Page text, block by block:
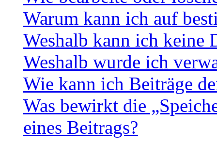
Warum kann ich auf
Weshalb kann ich keine
Weshalb wurde ich
Wie kann ich Beiträge
Was bewirkt die
eines Beitrags?